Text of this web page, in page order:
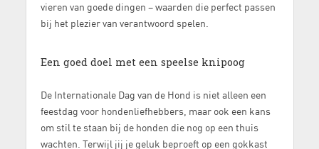
vieren van goede dingen – waarden die perfect passen
bij het plezier van verantwoord spelen.
Een goed doel met een speelse knipoog
De Internationale Dag van de Hond is niet alleen een
feestdag voor hondenliefhebbers, maar ook een kans
om stil te staan bij de honden die nog op een thuis
wachten. Terwijl jij je geluk beproeft op een gokkast